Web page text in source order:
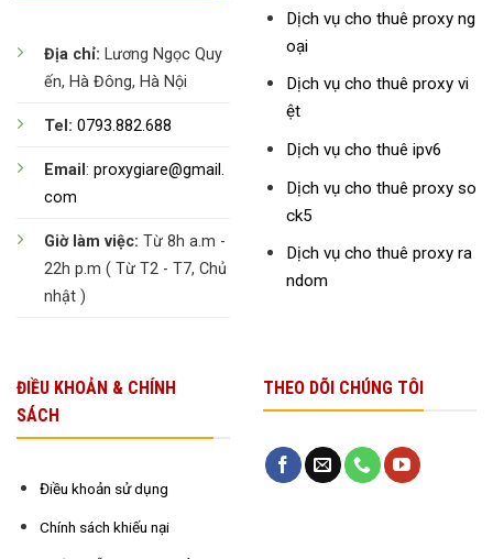
Địa chỉ: Lương Ngọc Quy
ến, Hà Đông, Hà Nội
Tel: 0793.882.688
Email : proxygiare@gmail.
com
Giờ làm việc: Từ 8h a.m -
22h p.m ( Từ T2 - T7, Chủ
nhật )
Dịch vụ cho thuê proxy ng
oại
Dịch vụ cho thuê proxy vi
ệt
Dịch vụ cho thuê ipv6
Dịch vụ cho thuê proxy so
ck5
Dịch vụ cho thuê proxy ra
ndom
ĐIỀU KHOẢN & CHÍNH
SÁCH
Điều khoản sử dụng
Chính sách khiếu nại
THEO DÕI CHÚNG TÔI